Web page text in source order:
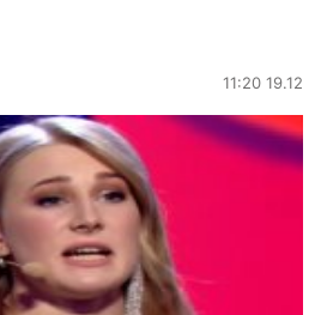
11:20 19.12